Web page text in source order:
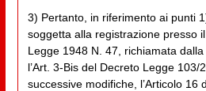
3) Pertanto, in riferimento ai punti
soggetta alla registrazione presso
Legge 1948 N. 47, richiamata
l’Art. 3-Bis del Decreto Legge 103/
successive modifiche, l’Articolo 16